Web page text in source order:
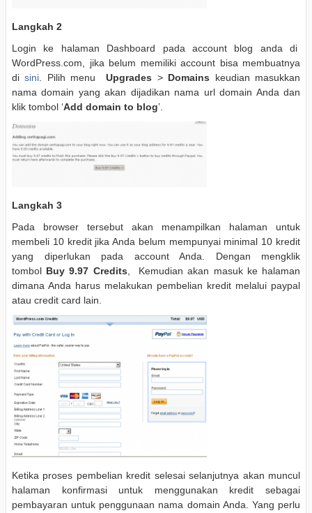
Langkah 2
Login ke halaman Dashboard pada account blog anda di
WordPress.com, jika belum memiliki account bisa membuatnya
disini. Pilih menuUpgrades > Domains keudian masukkan
nama domain yang akan dijadikan nama url domain Anda dan
klik tombol ‘Add domain to blog’.
Langkah 3
Pada browser tersebut akan menampilkan halaman untuk
membeli 10 kredit jika Anda belum mempunyai minimal 10 kredit
yang diperlukan pada account Anda. Dengan mengklik
tombol Buy 9.97 Credits , Kemudian akan masuk ke halaman
dimana Anda harus melakukan pembelian kredit melalui paypal
atau credit card lain.
Ketika proses pembelian kredit selesai selanjutnya akan muncul
halaman konfirmasi untuk menggunakan kredit sebagai
pembayaran untuk penggunaan nama domain Anda. Yang perlu